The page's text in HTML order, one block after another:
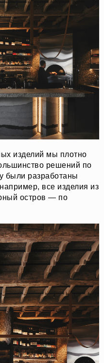
изделий мы плотно
решений по
были разработаны
все изделия из
остров — по